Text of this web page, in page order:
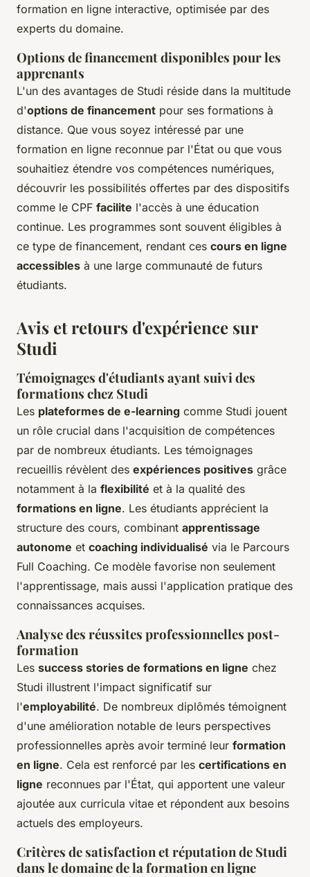
formation en ligne interactive, optimisée par des
experts du domaine.
Options de financement disponibles pour les
apprenants
L'un des avantages de Studi réside dans la multitude
d'options de financement pour ses formations à
distance. Que vous soyez intéressé par une
formation en ligne reconnue par l'État ou que vous
souhaitiez étendre vos compétences numériques,
découvrir les possibilités offertes par des dispositifs
comme le CPF facilite l'accès à une éducation
continue. Les programmes sont souvent éligibles à
ce type de financement, rendant ces cours en ligne
accessibles à une large communauté de futurs
étudiants.
Avis et retours d'expérience sur
Studi
Témoignages d'étudiants ayant suivi des
formations chez Studi
Les plateformes de e-learning comme Studi jouent
un rôle crucial dans l'acquisition de compétences
par de nombreux étudiants. Les témoignages
recueillis révèlent des expériences positives grâce
notamment à la flexibilité et à la qualité des
formations en ligne. Les étudiants apprécient la
structure des cours, combinant apprentissage
autonome et coaching individualisé via le Parcours
Full Coaching. Ce modèle favorise non seulement
l'apprentissage, mais aussi l'application pratique des
connaissances acquises.
Analyse des réussites professionnelles post-
formation
Les success stories de formations en ligne chez
Studi illustrent l'impact significatif sur
l'employabilité. De nombreux diplômés témoignent
d'une amélioration notable de leurs perspectives
professionnelles après avoir terminé leur formation
en ligne. Cela est renforcé par les certifications en
ligne reconnues par l'État, qui apportent une valeur
ajoutée aux curricula vitae et répondent aux besoins
actuels des employeurs.
Critères de satisfaction et réputation de Studi
dans le domaine de la formation en ligne